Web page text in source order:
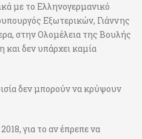
με το Ελληνογερμανικό
Εξωτερικών, Γιάννης
στην Ολομέλεια της Βουλής
και δεν υπάρχει καμία
δεν μπορούν να κρύψουν
για το αν έπρεπε να